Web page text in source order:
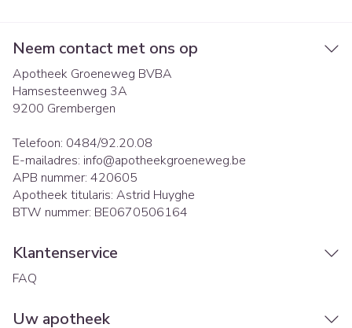
Neem contact met ons op
Apotheek Groeneweg BVBA
Hamsesteenweg 3A
9200 Grembergen
Telefoon: 0484/92.20.08
E-mailadres: info@apotheekgroeneweg.be
APB nummer: 420605
Apotheek titularis: Astrid Huyghe
BTW nummer: BE0670506164
Klantenservice
FAQ
Uw apotheek